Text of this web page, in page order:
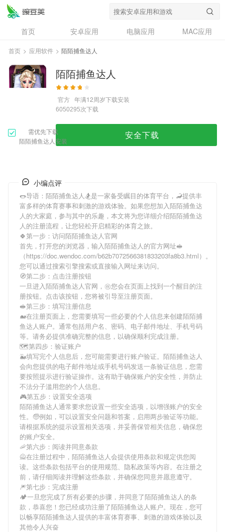
首页 安卓应用 电脑应用
MAC应用
资讯
专题
问答
首页 > 应用软件 > 陌陌捕鱼达人
陌陌捕鱼达人
官方 年满12周岁下载安装
6050295次下载
需优先下载
陌陌捕鱼达人安装
安全下载
小编点评
🌭导语： 陌陌捕鱼达人🏂是一家备受瞩目的体育平台，🦂提供丰
富多样的体育赛事和刺激的游戏体验。如果您想加入陌陌捕鱼达
人的大家庭，参与其中的乐趣，本文将为您详细介绍陌陌捕鱼达
人的注册流程，让您轻松开启精彩的体育之旅。
🍀第一步：访问陌陌捕鱼达人官网
首先，打开您的浏览器，输入陌陌捕鱼达人的官方网址🥪
（https://doc.wendoc.com/b62b7072566381833203fa8b3.html）。
您可以通过搜索引擎搜索或直接输入网址来访问。
🧭第二步：点击注册按钮
一旦进入陌陌捕鱼达人官网，㊗您会在页面上找到一个醒目的注
册按钮。点击该按钮，您将被引导至注册页面。
🥪第三步：填写注册信息
🐋在注册页面上，您需要填写一些必要的个人信息来创建陌陌捕
鱼达人账户。通常包括用户名、密码、电子邮件地址、手机号码
等。请务必提供准确完整的信息，以确保顺利完成注册。
🗺第四步：验证账户
🐳填写完个人信息后，您可能需要进行账户验证。 陌陌捕鱼达人
会向您提供的电子邮件地址或手机号码发送一条验证信息，您需
要按照提示进行验证操作。这有助于确保账户的安全性，并防止
不法分子滥用您的个人信息。
🎮第五步：设置安全选项
陌陌捕鱼达人通常要求您设置一些安全选项，以增强账户的安全
性。🧓例如，可以设置安全问题和答案，启用两步验证等功能。
请根据系统的提示设置相关选项，并妥善保管相关信息，确保您
的账户安全。
🦐第六步：阅读并同意条款
🙅在注册过程中， 陌陌捕鱼达人会提供使用条款和规定供您阅
读。这些条款包括平台的使用规范、隐私政策等内容。在注册之
前，请仔细阅读并理解这些条款，并确保您同意并愿意遵守。
🎆第七步：完成注册
🏕一旦您完成了所有必要的步骤，并同意了陌陌捕鱼达人的条
款，恭喜您！您已经成功注册了陌陌捕鱼达人账户。现在，您可
以畅享陌陌捕鱼达人提供的丰富体育赛事、刺激的游戏体验以及
其他令人兴奋